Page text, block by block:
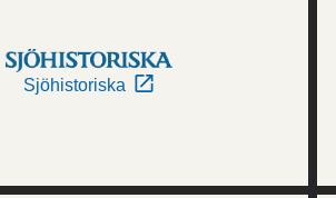
Sjöhistoriska